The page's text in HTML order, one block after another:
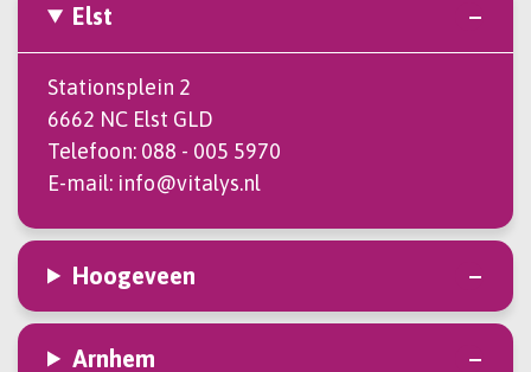
Elst
Stationsplein 2
6662 NC Elst GLD
Telefoon: 088 - 005 5970
E-mail: info@vitalys.nl
Hoogeveen
Arnhem